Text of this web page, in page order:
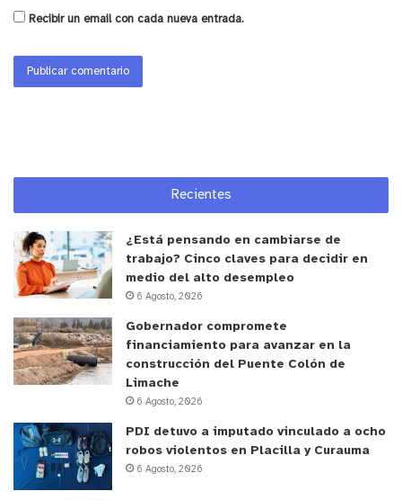
Recibir un email con cada nueva entrada.
Recientes
¿Está pensando en cambiarse de
trabajo? Cinco claves para decidir en
medio del alto desempleo
6 Agosto, 2026
Gobernador compromete
financiamiento para avanzar en la
construcción del Puente Colón de
Limache
6 Agosto, 2026
PDI detuvo a imputado vinculado a ocho
robos violentos en Placilla y Curauma
6 Agosto, 2026